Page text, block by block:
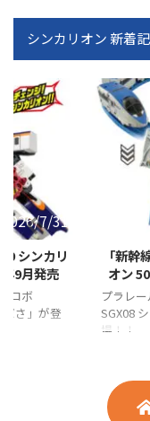
シンカリオン 新着
2026/7/31
シンカリ
9月発売
ロボ
ばさ」が登
「新幹
オン
プラレ
SGX08
場！！